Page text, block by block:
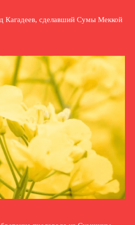
Кагадеев, сделавший Сумы Меккой